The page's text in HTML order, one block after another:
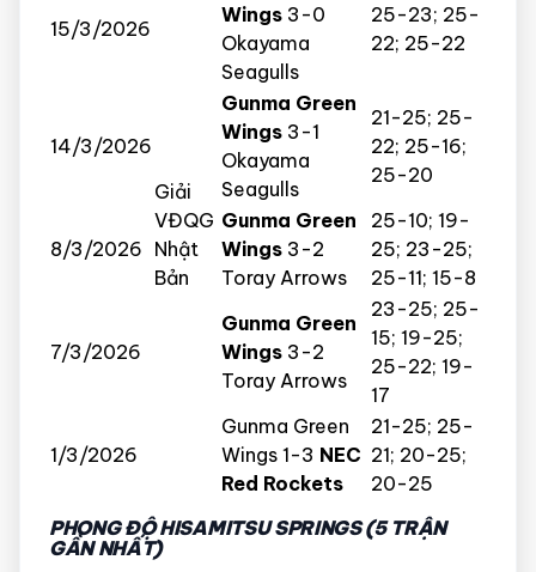
15/3/2026
Giải
VĐQG
Nhật
Bản
Wings 3-0
Okayama
Seagulls
25-23; 25-
22; 25-22
14/3/2026
Gunma Green
Wings 3-1
Okayama
Seagulls
21-25; 25-
22; 25-16;
25-20
8/3/2026
Gunma Green
Wings 3-2
Toray Arrows
25-10; 19-
25; 23-25;
25-11; 15-8
7/3/2026
Gunma Green
Wings 3-2
Toray Arrows
23-25; 25-
15; 19-25;
25-22; 19-
17
1/3/2026
Gunma Green
Wings 1-3 NEC
Red Rockets
21-25; 25-
21; 20-25;
20-25
PHONG ĐỘ HISAMITSU SPRINGS (5 TRẬN
GẦN NHẤT)